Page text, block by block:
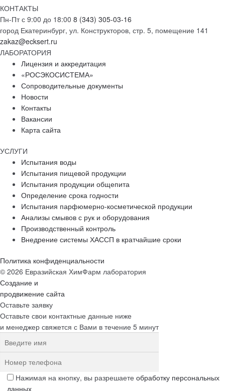
КОНТАКТЫ
Пн-Пт с 9:00 до 18:00 8 (343) 305-03-16
город Екатеринбург, ул. Конструкторов, стр. 5, помещение 141
zakaz@ecksert.ru
ЛАБОРАТОРИЯ
Лицензия и аккредитация
«РОСЭКОСИСТЕМА»
Сопроводительные документы
Новости
Контакты
Вакансии
Карта сайта
УСЛУГИ
Испытания воды
Испытания пищевой продукции
Испытания продукции общепита
Определение срока годности
Испытания парфюмерно-косметической продукции
Анализы смывов с рук и оборудования
Производственный контроль
Внедрение системы ХАССП в кратчайшие сроки
Политика конфиденциальности
© 2026 Евразийская ХимФарм лаборатория
Создание и
продвижение сайта
Оставьте заявку
Оставьте свои контактные данные ниже
и менеджер свяжется с Вами в течение 5 минут
Нажимая на кнопку, вы разрешаете обработку персональных
данных